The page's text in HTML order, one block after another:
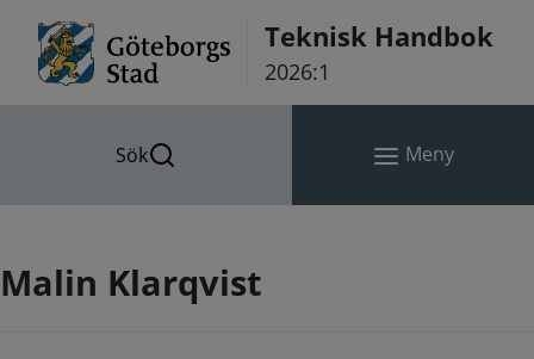
Teknisk Handbok
2026:1
Sök Meny
Malin Klarqvist